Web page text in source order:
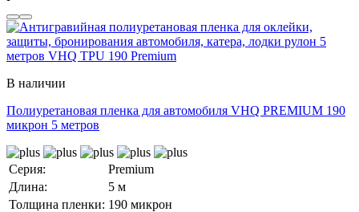
В наличии
Полиуретановая пленка для автомобиля VHQ PREMIUM 190
микрон 5 метров
Серия:
Premium
Длина:
5 м
Толщина пленки: 190 микрон